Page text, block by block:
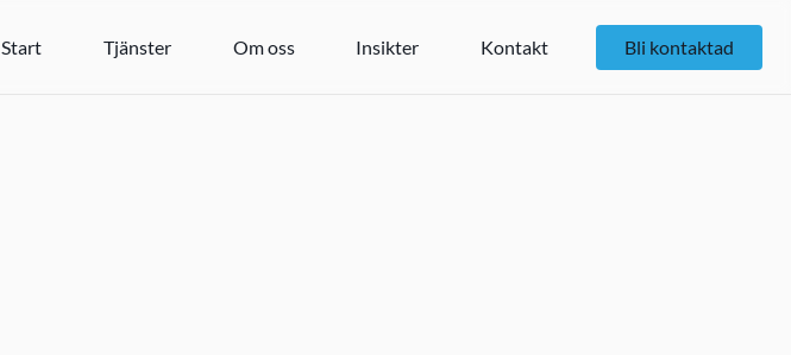
Start Tjänster Om oss Insikter Kontakt Bli kontaktad